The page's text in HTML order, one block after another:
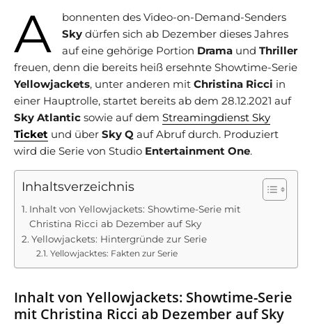
A
bonnenten des Video-on-Demand-Senders
Sky dürfen sich ab Dezember dieses Jahres
auf eine gehörige Portion Drama und Thriller
freuen, denn die bereits heiß ersehnte Showtime-Serie
Yellowjackets, unter anderen mit Christina Ricci in
einer Hauptrolle, startet bereits ab dem 28.12.2021 auf
Sky Atlantic sowie auf dem Streamingdienst Sky
Ticket und über Sky Q auf Abruf durch. Produziert
wird die Serie von Studio Entertainment One.
Inhaltsverzeichnis
Inhalt von Yellowjackets: Showtime-Serie mit
Christina Ricci ab Dezember auf Sky
Yellowjackets: Hintergründe zur Serie
Yellowjacktes: Fakten zur Serie
Inhalt von Yellowjackets: Showtime-Serie
mit Christina Ricci ab Dezember auf Sky